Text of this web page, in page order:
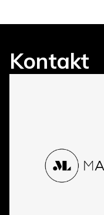
Kontakt